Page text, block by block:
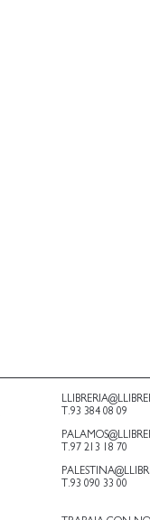
T.93 384 08 09
T.97 213 18 70
T.93 090 33 00